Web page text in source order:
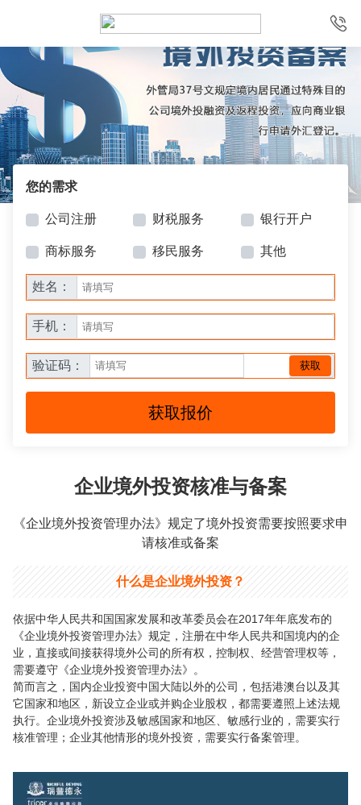
您的需求
公司注册 财税服务 银行开户
商标服务 移民服务 其他
姓名：
手机：
验证码： 获取
获取报价
企业境外投资核准与备案
《企业境外投资管理办法》规定了境外投资需要按照要求申
请核准或备案
什么是企业境外投资？
依据中华人民共和国国家发展和改革委员会在2017年年底发布的
《企业境外投资管理办法》规定，注册在中华人民共和国境内的企
业，直接或间接获得境外公司的所有权，控制权、经营管理权等，
需要遵守《企业境外投资管理办法》。
简而言之，国内企业投资中国大陆以外的公司，包括港澳台以及其
它国家和地区，新设立企业或并购企业股权，都需要遵照上述法规
执行。企业境外投资涉及敏感国家和地区、敏感行业的，需要实行
核准管理；企业其他情形的境外投资，需要实行备案管理。